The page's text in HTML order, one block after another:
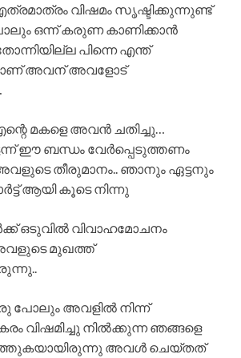
വിഷമം സൃഷ്ടിക്കുന്നുണ്ട്
ഒന്ന് കരുണ കാണിക്കാൻ
പിന്നെ എന്ത്
അവന് അവളോട്
മകളെ അവൻ ചതിച്ചു…
ഈ ബന്ധം വേർപ്പെടുത്തണം
തീരുമാനം.. ഞാനും ഏട്ടനും
ആയി കൂടെ നിന്നു
ഒടുവിൽ വിവാഹമോചനം
മുഖത്ത്
പോലും അവളിൽ നിന്ന്
വിഷമിച്ചു നിൽക്കുന്ന ഞങ്ങളെ
അവൾ ചെയ്തത്